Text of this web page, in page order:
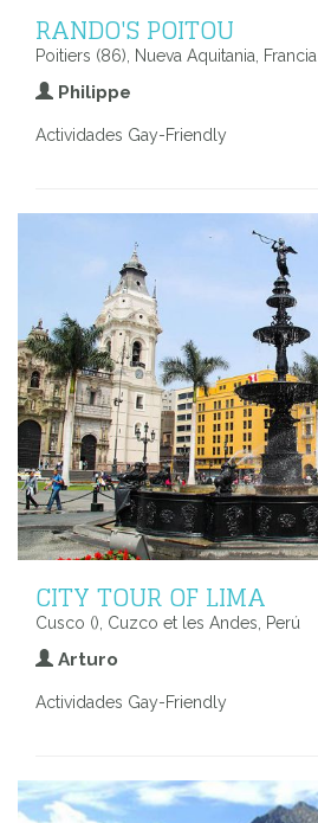
RANDO'S POITOU
Poitiers (86), Nueva Aquitania, Francia
Philippe
Actividades Gay-Friendly
CITY TOUR OF LIMA
Cusco (), Cuzco et les Andes, Perú
Arturo
Actividades Gay-Friendly